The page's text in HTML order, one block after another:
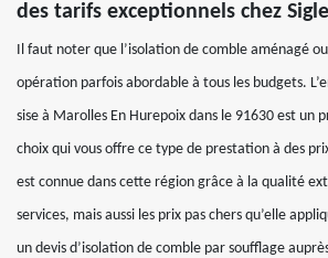
des tarifs exceptionnels chez
Il faut noter que l’isolation de comble aménagé
opération parfois abordable à tous les budgets.
sise à Marolles En Hurepoix dans le 91630 est un
choix qui vous offre ce type de prestation à des
est connue dans cette région grâce à la qualité
services, mais aussi les prix pas chers qu’elle
un devis d’isolation de comble par soufflage